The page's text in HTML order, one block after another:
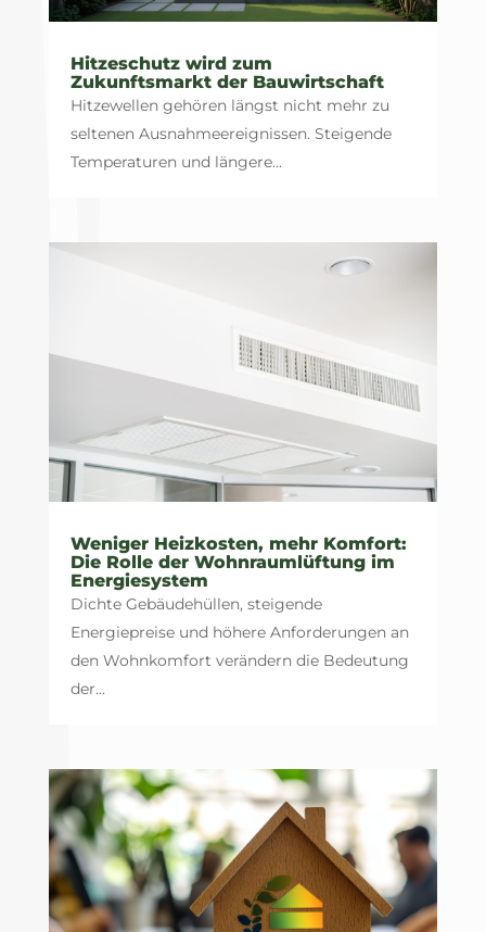
Hitzeschutz wird zum
Zukunftsmarkt der Bauwirtschaft
Hitzewellen gehören längst nicht mehr zu
seltenen Ausnahmeereignissen. Steigende
Temperaturen und längere...
Weniger Heizkosten, mehr Komfort:
Die Rolle der Wohnraumlüftung im
Energiesystem
Dichte Gebäudehüllen, steigende
Energiepreise und höhere Anforderungen an
den Wohnkomfort verändern die Bedeutung
der...